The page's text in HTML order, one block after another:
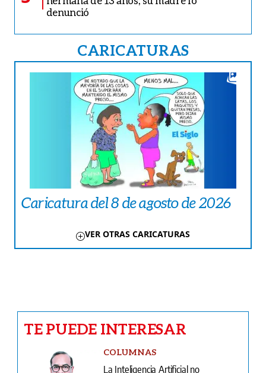
denunció
CARICATURAS
Caricatura del 8 de agosto de 2026
VER OTRAS CARICATURAS
La Inteligencia Artificial no
transformará Panamá; los
panameños sí
LA PAISITA